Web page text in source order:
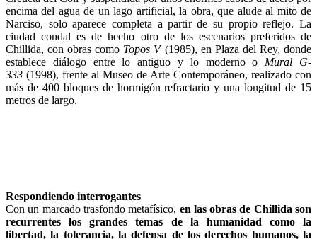
encima del agua de un lago artificial, la obra, que alude al mito de
Narciso, solo aparece completa a partir de su propio reflejo. La
ciudad condal es de hecho otro de los escenarios preferidos de
Chillida, con obras como Topos V(1985), en Plaza del Rey, donde
establece diálogo entre lo antiguo y lo moderno o Mural G-
333 (1998), frente al Museo de Arte Contemporáneo, realizado con
más de 400 bloques de hormigón refractario y una longitud de 15
metros de largo.
Respondiendo interrogantes
Con un marcado trasfondo metafísico, en las obras de Chillida son
recurrentes los grandes temas de la humanidad como la
libertad, la tolerancia, la defensa de los derechos humanos, la